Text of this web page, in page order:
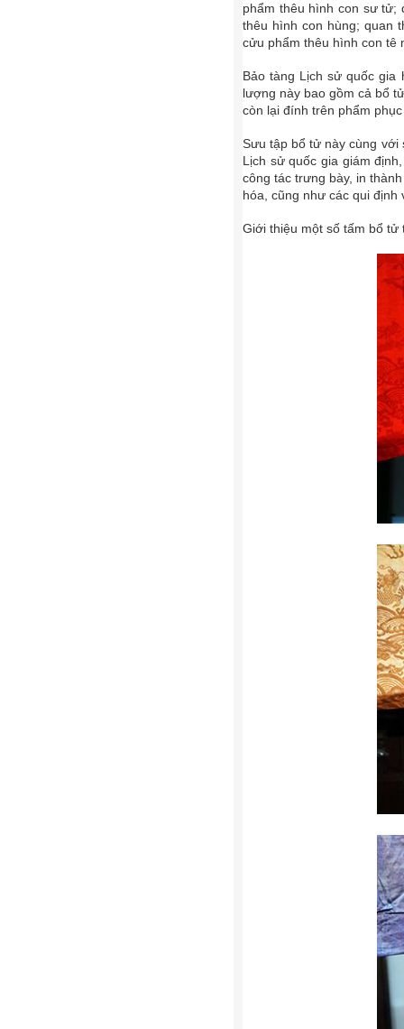
phẩm thêu hình con sư tử;
thêu hình con hùng; quan
cửu phẩm thêu hình con tê
Bảo tàng Lịch sử quốc gia
lượng này bao gồm cả bổ
còn lại đính trên phẩm
Sưu tập bổ tử này cùng với
Lịch sử quốc gia giám
công tác trưng bày, in
hóa, cũng như các qui
Giới thiệu một số tấm bổ